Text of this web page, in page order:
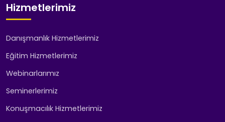
Hizmetlerimiz
Danışmanlık Hizmetlerimiz
Eğitim Hizmetlerimiz
Webinarlarımız
Seminerlerimiz
Konuşmacılık Hizmetlerimiz